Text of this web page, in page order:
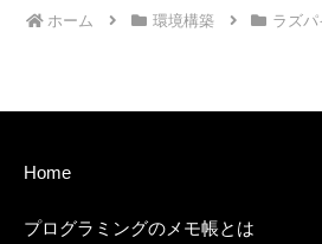
ホーム 環境構築 ラズパ
Home
プログラミングのメモ帳とは